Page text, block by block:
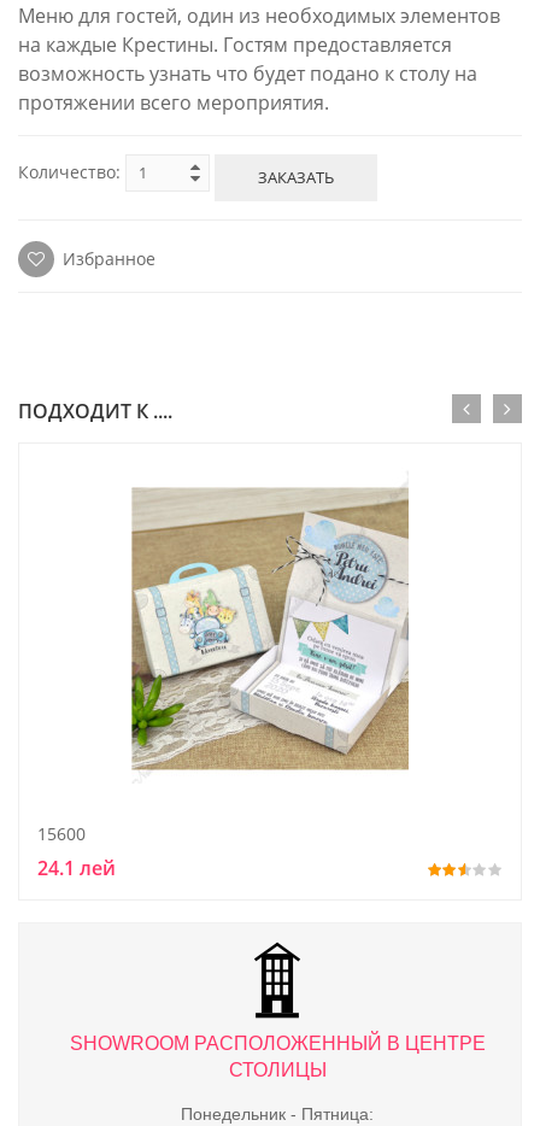
Меню для гостей, один из необходимых элементов
на каждые Крестины. Гостям предоставляется
возможность узнать что будет подано к столу на
протяжении всего мероприятия.
Количество: ЗАКАЗАТЬ
Избранное
ПОДХОДИТ К ....
15600
24.1 лей
SHOWROOM РАСПОЛОЖЕННЫЙ В ЦЕНТРЕ
СТОЛИЦЫ
Понедельник - Пятница: